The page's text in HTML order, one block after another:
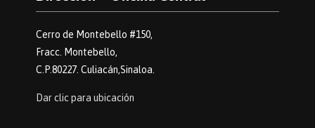
Cerro de Montebello #150,
Fracc. Montebello,
C.P.80227. Culiacán,Sinaloa.
Dar clic para ubicación